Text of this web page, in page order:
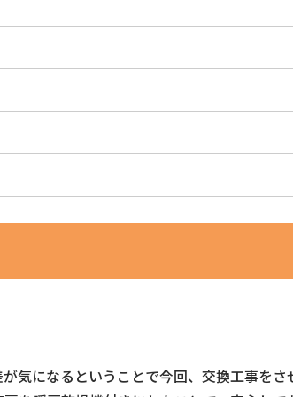
気になるということで今回、交換工事をさ